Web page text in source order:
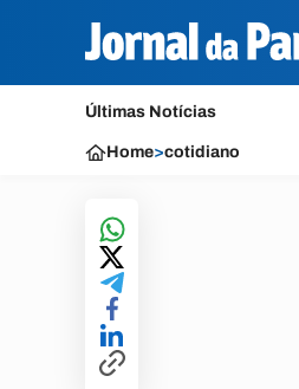
Últimas Notícias
Home>cotidiano